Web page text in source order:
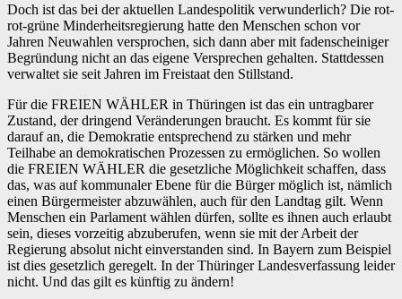
Doch ist das bei der aktuellen Landespolitik verwunderlich? Die rot-
rot-grüne Minderheitsregierung hatte den Menschen schon vor
Jahren Neuwahlen versprochen, sich dann aber mit fadenscheiniger
Begründung nicht an das eigene Versprechen gehalten. Stattdessen
verwaltet sie seit Jahren im Freistaat den Stillstand.
Für die FREIEN WÄHLER in Thüringen ist das ein untragbarer
Zustand, der dringend Veränderungen braucht. Es kommt für sie
darauf an, die Demokratie entsprechend zu stärken und mehr
Teilhabe an demokratischen Prozessen zu ermöglichen. So wollen
die FREIEN WÄHLER die gesetzliche Möglichkeit schaffen, dass
das, was auf kommunaler Ebene für die Bürger möglich ist, nämlich
einen Bürgermeister abzuwählen, auch für den Landtag gilt. Wenn
Menschen ein Parlament wählen dürfen, sollte es ihnen auch erlaubt
sein, dieses vorzeitig abzuberufen, wenn sie mit der Arbeit der
Regierung absolut nicht einverstanden sind. In Bayern zum Beispiel
ist dies gesetzlich geregelt. In der Thüringer Landesverfassung leider
nicht. Und das gilt es künftig zu ändern!